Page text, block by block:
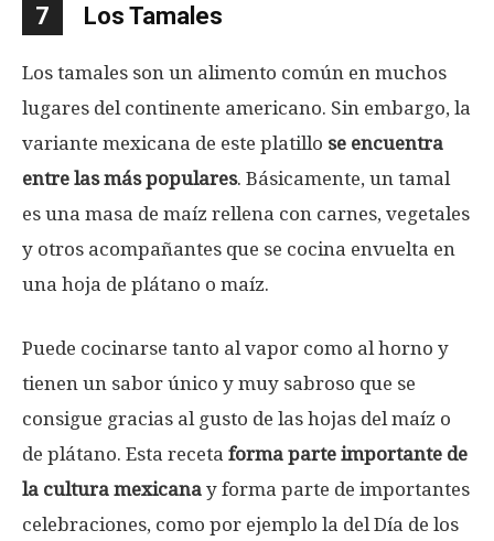
7 Los Tamales
Los tamales son un alimento común en muchos
lugares del continente americano. Sin embargo, la
variante mexicana de este platillo se encuentra
entre las más populares. Básicamente, un tamal
es una masa de maíz rellena con carnes, vegetales
y otros acompañantes que se cocina envuelta en
una hoja de plátano o maíz.
Puede cocinarse tanto al vapor como al horno y
tienen un sabor único y muy sabroso que se
consigue gracias al gusto de las hojas del maíz o
de plátano. Esta receta forma parte importante de
la cultura mexicana y forma parte de importantes
celebraciones, como por ejemplo la del Día de los